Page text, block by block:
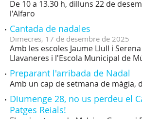
De 10 a 13.30 h, dilluns 22 de
l'Alfaro
Cantada de nadales
Dimecres, 17 de desembre de 2025
Amb les escoles Jaume Llull i
Llavaneres i l'Escola Municipal de
Preparant l'arribada de Nadal
Amb un cap de setmana de màgia,
Diumenge 28, no us perdeu el
Patges Reials!